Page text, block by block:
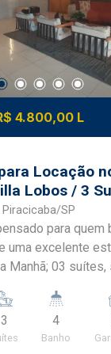
4.800,00 L
Locação
Lobos / 3
SP
para quem
uma excelente
Manhã; 03 suítes,
luminosidade
sacada gourmet,
3 4
Banho